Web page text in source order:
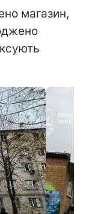
магазин,